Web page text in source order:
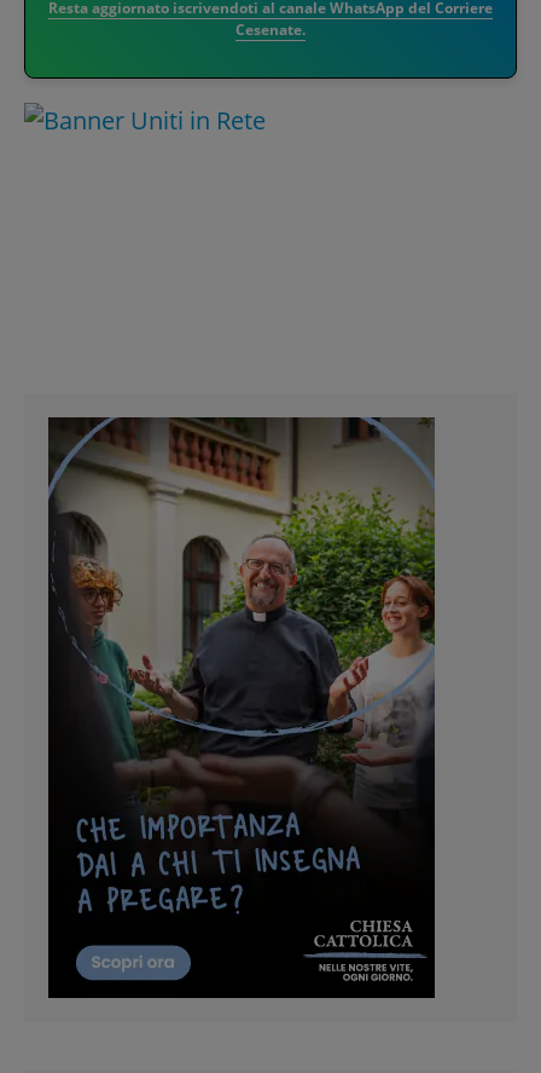
Resta aggiornato iscrivendoti al canale WhatsApp del Corriere
Cesenate.